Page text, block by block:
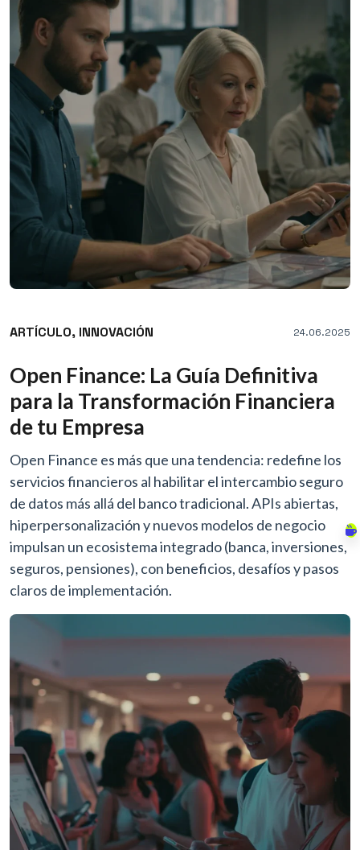
ARTÍCULO, INNOVACIÓN 24.06.2025
Open Finance: La Guía Definitiva
para la Transformación Financiera
de tu Empresa
Open Finance es más que una tendencia: redefine los
servicios financieros al habilitar el intercambio seguro
de datos más allá del banco tradicional. APIs abiertas,
hiperpersonalización y nuevos modelos de negocio
impulsan un ecosistema integrado (banca, inversiones,
seguros, pensiones), con beneficios, desafíos y pasos
claros de implementación.